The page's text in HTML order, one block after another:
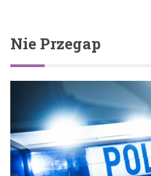
Nie Przegap